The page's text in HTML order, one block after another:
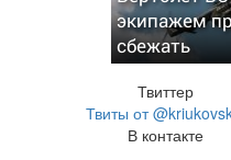
экипажем
сбежать
Твиттер
Твиты от
В контакте